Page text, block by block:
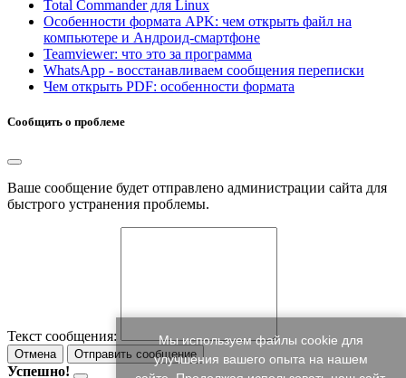
Total Commander для Linux
Особенности формата APK: чем открыть файл на
компьютере и Андроид-смартфоне
Teamviewer: что это за программа
WhatsApp - восстанавливаем сообщения переписки
Чем открыть PDF: особенности формата
Сообщить о проблеме
Ваше сообщение будет отправлено администрации сайта для
быстрого устранения проблемы.
Текст сообщения:
Отмена Отправить сообщение
Успешно!
Мы используем файлы cookie для
улучшения вашего опыта на нашем